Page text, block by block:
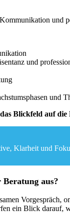
und
und
und
Blickfeld auf
Klarheit und
aus?
Vorgespräch,
ein Blick darauf,